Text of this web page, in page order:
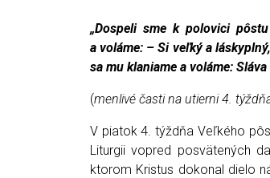
„Dospeli sme k polovici
a voláme: – Si veľký a
sa mu klaniame a voláme:
(menlivé časti na utierni 4.
V piatok 4. týždňa Veľkého
Liturgii vopred posvätených
ktorom Kristus dokonal dielo